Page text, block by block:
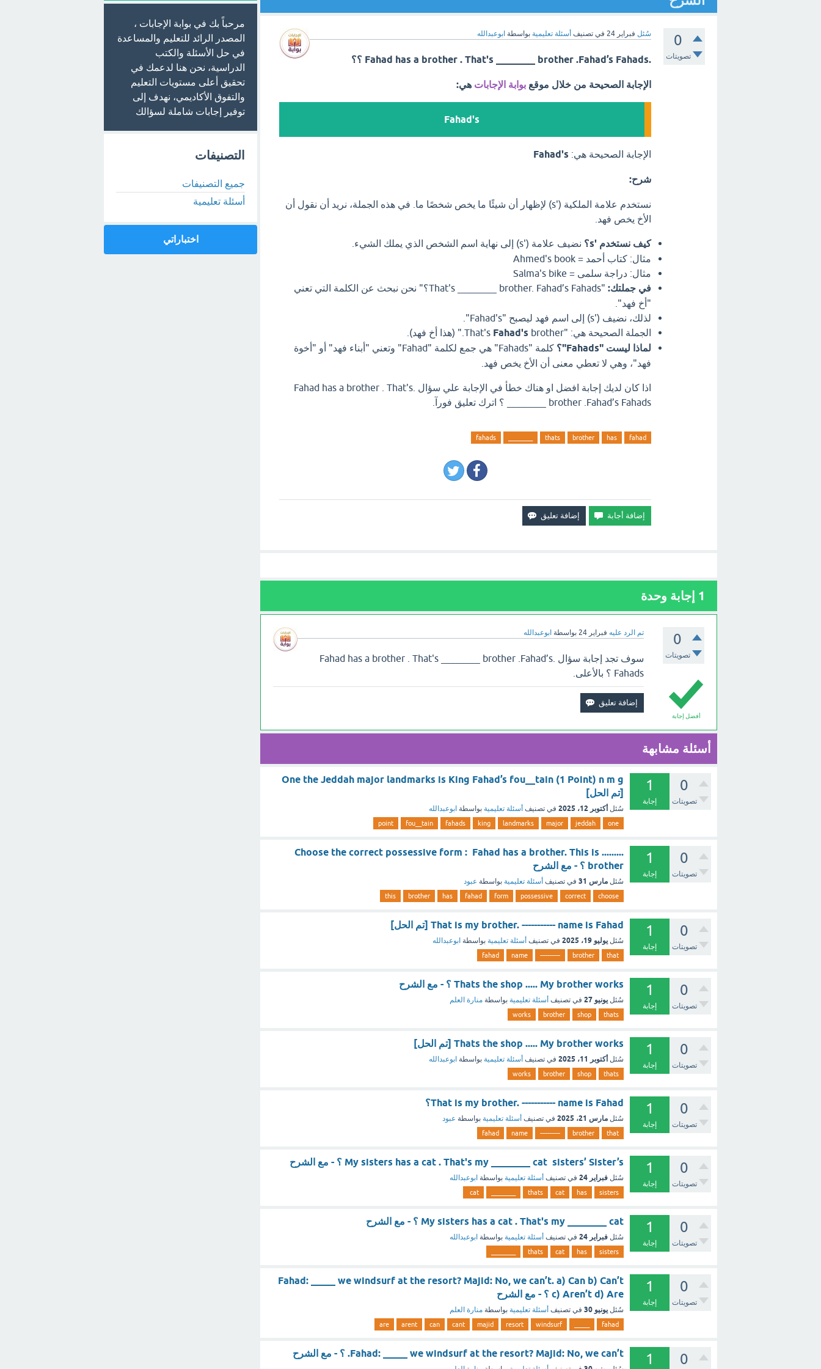
0
تصويتات
سُئل فبراير 24 في تصنيف أسئلة تعليمية بواسطة ابوعبدالله
.Fahad has a brother . That's ________ brother .Fahad’s Fahads ؟؟
الإجابة الصحيحة من خلال موقع بوابة الإجابات هي:
Fahad's
الإجابة الصحيحة هي: Fahad's
شرح:
نستخدم علامة الملكية ('s) لإظهار أن شيئًا ما يخص شخصًا ما. في هذه الجملة، نريد أن نقول أن
الأخ يخص فهد.
كيف نستخدم 's؟
نضيف علامة ('s) إلى نهاية اسم الشخص الذي يملك الشيء.
مثال: كتاب أحمد = Ahmed's book
مثال: دراجة سلمى = Salma's bike
في جملتك:
"That's ________ brother. Fahad’s Fahads؟" نحن نبحث عن الكلمة التي تعني
"أخ فهد".
لذلك، نضيف ('s) إلى اسم فهد ليصبح "Fahad's".
الجملة الصحيحة هي: "That's
Fahad's brother." (هذا أخ فهد).
لماذا ليست "Fahads"؟
كلمة "Fahads" هي جمع لكلمة "Fahad" وتعني "أبناء فهد" أو "أخوة
فهد"، وهي لا تعطي معنى أن الأخ يخص فهد.
اذا كان لديك إجابة افضل او هناك خطأ في الإجابة علي سؤال .Fahad has a brother . That's
________ brother .Fahad’s Fahads ؟ اترك تعليق فورآ.
fahad
has
brother
thats
fahads
1 إجابة وحدة
0
تصويتات
تم الرد عليه فبراير 24 بواسطة ابوعبدالله
أفضل إجابة
سوف تجد إجابة سؤال .Fahad has a brother . That's ________ brother .Fahad’s
Fahads ؟ بالأعلى.
أسئلة مشابهة
0
تصويتات
1
إجابة
One the Jeddah major landmarks is King Fahad’s fou__tain (1 Point) n m g
[تم الحل]
سُئل أكتوبر 12، 2025 في تصنيف أسئلة تعليمية بواسطة ابوعبدالله
one
jeddah
major
landmarks
king
fahads
fou__tain
point
0
تصويتات
1
إجابة
Choose the correct possessive form : Fahad has a brother. This is .........
brother ؟ - مع الشرح
سُئل مارس 31 في تصنيف أسئلة تعليمية بواسطة عبود
choose
correct
possessive
form
fahad
has
brother
this
0
تصويتات
1
إجابة
That is my brother. ----------- name is Fahad [تم الحل]
سُئل يوليو 19، 2025 في تصنيف أسئلة تعليمية بواسطة ابوعبدالله
that
brother
-----------
name
fahad
0
تصويتات
1
إجابة
Thats the shop ..... My brother works ؟ - مع الشرح
سُئل يونيو 27 في تصنيف أسئلة تعليمية بواسطة منارة العلم
thats
shop
brother
works
0
تصويتات
1
إجابة
Thats the shop ..... My brother works [تم الحل]
سُئل أكتوبر 11، 2025 في تصنيف أسئلة تعليمية بواسطة ابوعبدالله
thats
shop
brother
works
0
تصويتات
1
إجابة
That is my brother. ----------- name is Fahad؟
سُئل مارس 21، 2025 في تصنيف أسئلة تعليمية بواسطة عبود
that
brother
-----------
name
fahad
0
تصويتات
1
إجابة
My sisters has a cat . That's my ________ cat sisters’ Sister’s ؟ - مع الشرح
سُئل فبراير 24 في تصنيف أسئلة تعليمية بواسطة ابوعبدالله
sisters
has
cat
thats
cat
0
تصويتات
1
إجابة
My sisters has a cat . That's my ________ cat ؟ - مع الشرح
سُئل فبراير 24 في تصنيف أسئلة تعليمية بواسطة ابوعبدالله
sisters
has
cat
thats
0
تصويتات
1
إجابة
Fahad: _____ we windsurf at the resort? Majid: No, we can’t. a) Can b) Can’t
c) Aren’t d) Are ؟ - مع الشرح
سُئل يونيو 30 في تصنيف أسئلة تعليمية بواسطة منارة العلم
fahad
windsurf
resort
majid
cant
can
arent
are
0
1 Fahad: _____ we windsurf at the resort? Majid: No, we can’t. ؟ - مع الشرح
مرحباً بك في بوابة الإجابات ،
المصدر الرائد للتعليم والمساعدة
في حل الأسئلة والكتب
الدراسية، نحن هنا لدعمك في
تحقيق أعلى مستويات التعليم
والتفوق الأكاديمي، نهدف إلى
توفير إجابات شاملة لسؤالك
التصنيفات
جميع التصنيفات
أسئلة تعليمية
اختباراتي